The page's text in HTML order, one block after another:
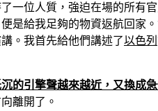
一位人質，強迫在場的所有
是給我足夠的物資返航回家
。我首先給他們講述了以色列
的引擎聲越來越近，又換成
離開了。